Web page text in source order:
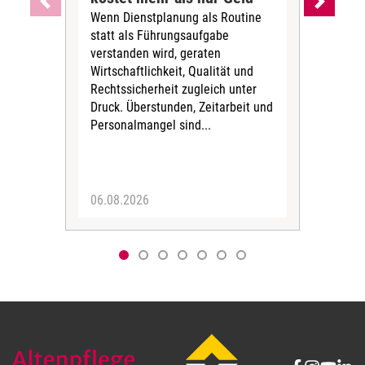
Wenn Dienstplanung als Routine
statt als Führungsaufgabe
verstanden wird, geraten
Wirtschaftlichkeit, Qualität und
Rechtssicherheit zugleich unter
Druck. Überstunden, Zeitarbeit und
Personalmangel sind...
06.08.2026